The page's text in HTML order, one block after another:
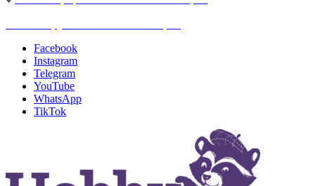
Facebook
Instagram
Telegram
YouTube
WhatsApp
TikTok